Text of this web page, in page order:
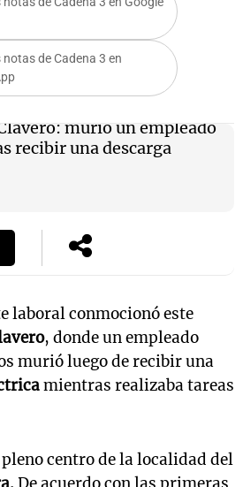
notas de Cadena 3 en
murió un empleado
recibir una descarga
laboral conmocionó este
, donde un empleado
murió luego de recibir una
mientras realizaba tareas
centro de la localidad del